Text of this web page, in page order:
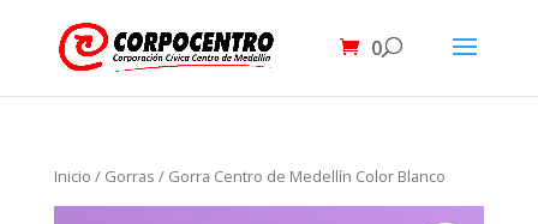
0
Inicio / Gorras / Gorra Centro de Medellín Color Blanco